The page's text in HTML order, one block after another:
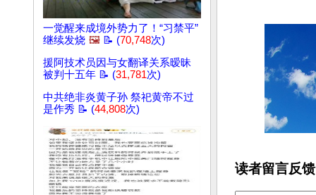
一觉醒来成境外势力了！“习禁平”
继续发烧 🖼️ 📝 (70,748次)
援阿技术员因与女翻译关系暧昧
被判十五年 📝 (31,781次)
中共绝非炎黄子孙 祭祀黄帝不过
是作秀 📝 (44,808次)
读者留言反